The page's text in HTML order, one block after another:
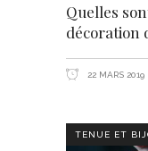
Quelles
décoration
22 MARS 2019
TENUE ET